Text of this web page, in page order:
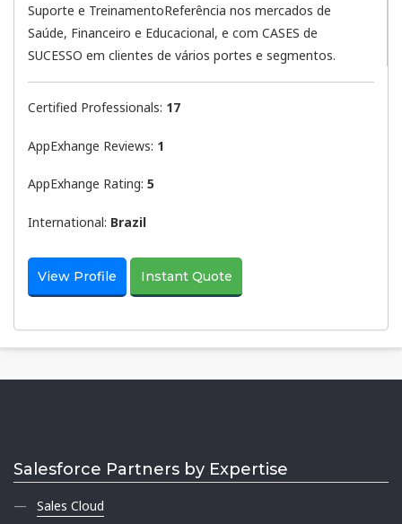
Suporte e TreinamentoReferência nos mercados de
Saúde, Financeiro e Educacional, e com CASES de
SUCESSO em clientes de vários portes e segmentos.
Certified Professionals: 17
AppExhange Reviews: 1
AppExhange Rating: 5
International: Brazil
View Profile Instant Quote
Salesforce Partners by Expertise
Sales Cloud